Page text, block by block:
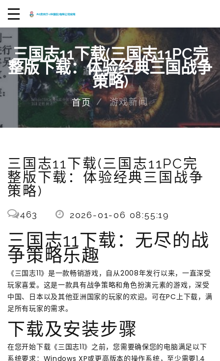
三国志11下载(三国志11PC完
整版下载：体验经典三国战争
策略)
首页 游戏新闻
三国志11下载(三国志11PC完
整版下载：体验经典三国战争
策略)
463 2026-01-06 08:55:19
三国志11下载：无尽的战
争策略乐趣
《三国志11》是一款畅销游戏，自从2008年发行以来，一直深受
玩家喜爱。这是一款具有战争策略和角色扮演元素的游戏，深受
中国、日本以及其他亚洲国家的玩家的欢迎。可在PC上下载，满
足所有玩家的需求。
下载及安装步骤
在您开始下载《三国志11》之前，您需要确保您的电脑满足以下
系统要求：Windows XP或更高版本的操作系统，至少需要1.4